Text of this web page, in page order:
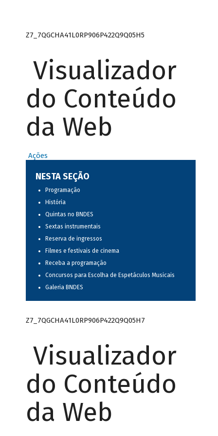
Z7_7QGCHA41L0RP906P422Q9Q05H5
Visualizador
do Conteúdo
da Web
Ações
NESTA SEÇÃO
Programação
História
Quintas no BNDES
Sextas instrumentais
Reserva de ingressos
Filmes e festivais de cinema
Receba a programação
Concursos para Escolha de Espetáculos Musicais
Galeria BNDES
Z7_7QGCHA41L0RP906P422Q9Q05H7
Visualizador
do Conteúdo
da Web